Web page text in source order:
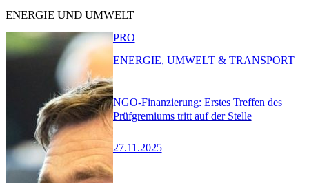
ENERGIE UND UMWELT
NGO-Finanzierung: Erstes Treffen des
Prüfgremiums tritt auf der Stelle
27.11.2025
PRO
ENERGIE, UMWELT & TRANSPORT